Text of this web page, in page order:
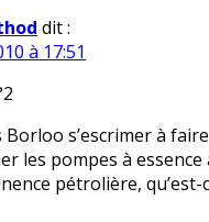
dit :
à 17:51
Borloo s’escrimer à faire
les pompes à essence
pétrolière, qu’est-